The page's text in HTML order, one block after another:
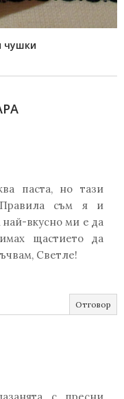
чушки
паста, но тази
съм я и
най-вкусно ми е да
щастието да
Светле!
Отговор